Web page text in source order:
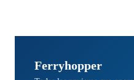
Ferryhopper